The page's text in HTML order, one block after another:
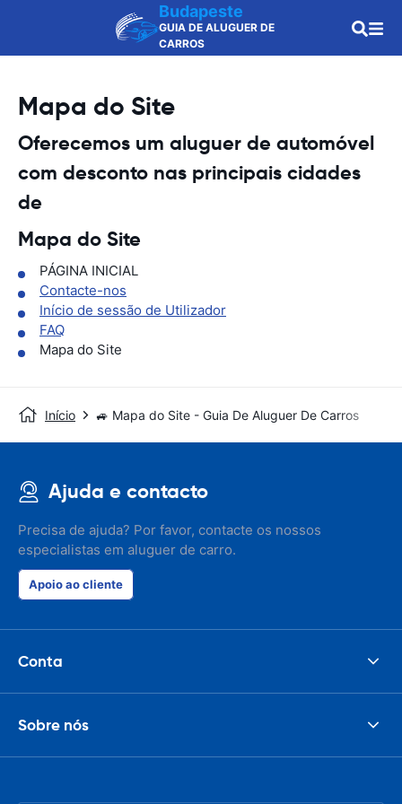
Budapeste
GUIA DE ALUGUER DE
CARROS
Mapa do Site
Oferecemos um aluguer de automóvel
com desconto nas principais cidades
de
Mapa do Site
PÁGINA INICIAL
Contacte-nos
Início de sessão de Utilizador
FAQ
Mapa do Site
Início 🚙 Mapa do Site - Guia De Aluguer De Carros
Ajuda e contacto
Precisa de ajuda? Por favor, contacte os nossos
especialistas em aluguer de carro.
Apoio ao cliente
Conta
Sobre nós